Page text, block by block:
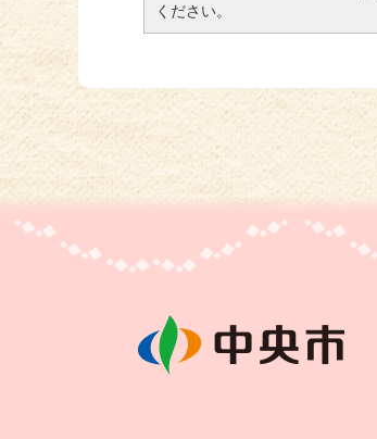
ください。